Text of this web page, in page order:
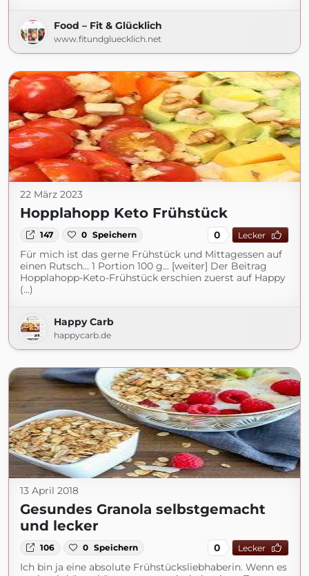
Food – Fit & Glücklich
www.fitundgluecklich.net
22 März 2023
Hopplahopp Keto Frühstück
147 0 Speichern 0 Lecker
Für mich ist das gerne Frühstück und Mittagessen auf
einen Rutsch… 1 Portion 100 g... [weiter] Der Beitrag
Hopplahopp-Keto-Frühstück erschien zuerst auf Happy
(...)
Happy Carb
happycarb.de
13 April 2018
Gesundes Granola selbstgemacht
und lecker
106 0 Speichern 0 Lecker
Ich bin ja eine absolute Frühstücksliebhaberin. Wenn es